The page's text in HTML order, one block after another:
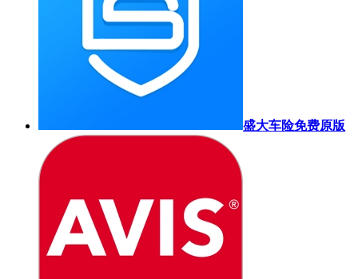
盛大车险免费原版